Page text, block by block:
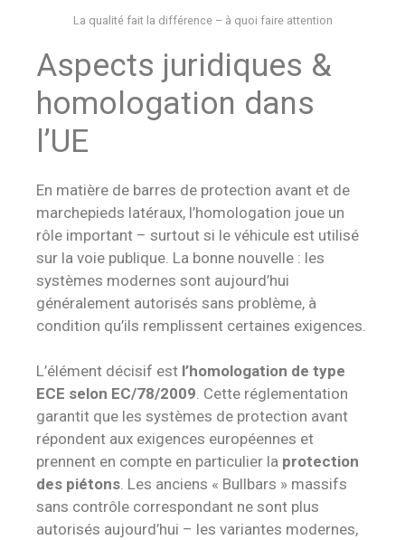
La qualité fait la différence – à quoi faire attention
Aspects juridiques &
homologation dans
l’UE
En matière de barres de protection avant et de
marchepieds latéraux, l’homologation joue un
rôle important – surtout si le véhicule est utilisé
sur la voie publique. La bonne nouvelle : les
systèmes modernes sont aujourd’hui
généralement autorisés sans problème, à
condition qu’ils remplissent certaines exigences.
L’élément décisif est l’homologation de type
ECE selon EC/78/2009. Cette réglementation
garantit que les systèmes de protection avant
répondent aux exigences européennes et
prennent en compte en particulier la protection
des piétons. Les anciens « Bullbars » massifs
sans contrôle correspondant ne sont plus
autorisés aujourd’hui – les variantes modernes,